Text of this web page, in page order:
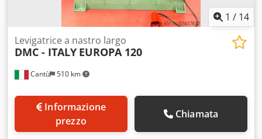
1 / 14
Cantù 510 km
Levigatrice a nastro largo
DMC - ITALY EUROPA 120
prezzo
Chiamata